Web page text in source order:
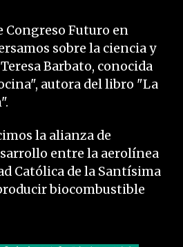
Congreso Futuro en
sobre la ciencia y
Barbato, conocida
autora del libro "La
la alianza de
entre la aerolínea
Católica de la Santísima
biocombustible